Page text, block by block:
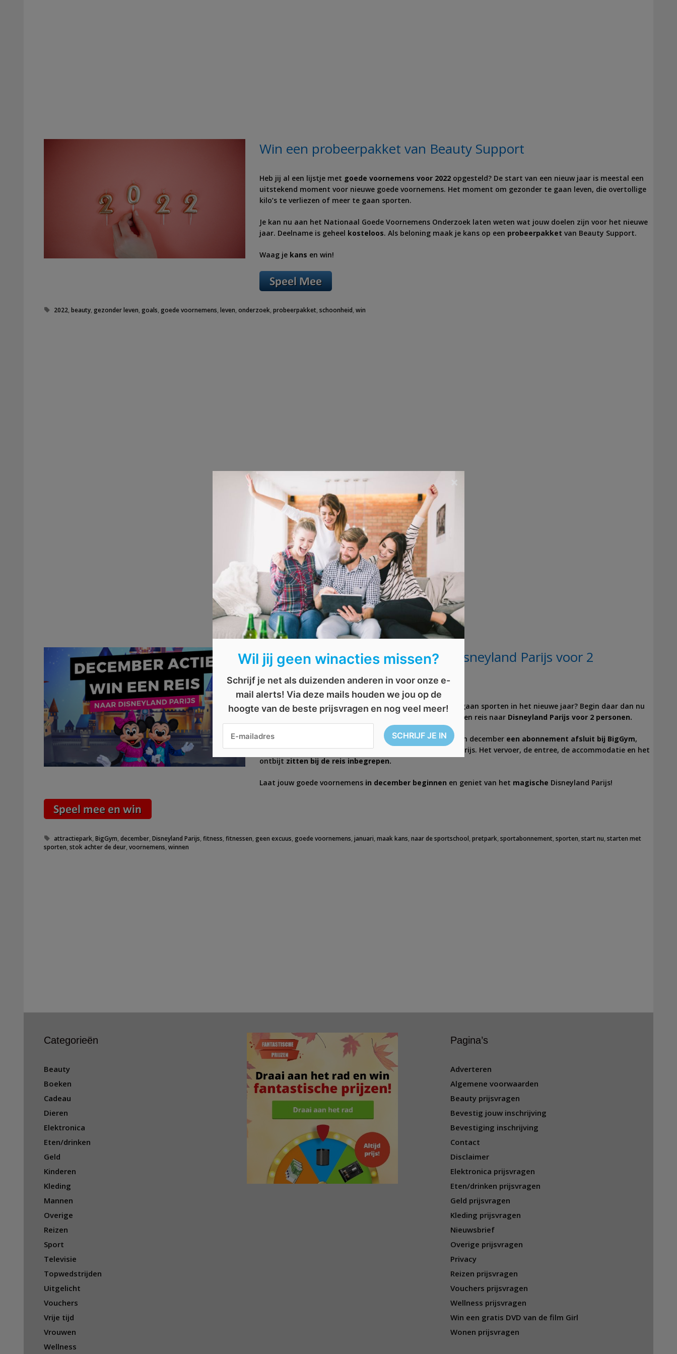
Win een probeerpakket van Beauty Support
Heb jij al een lijstje met goede voornemens voor 2022 opgesteld? De start van een nieuw jaar is meestal een
uitstekend moment voor nieuwe goede voornemens. Het moment om gezonder te gaan leven, die overtollige
kilo’s te verliezen of meer te gaan sporten.
Je kan nu aan het Nationaal Goede Voornemens Onderzoek laten weten wat jouw doelen zijn voor het nieuwe
jaar. Deelname is geheel kosteloos. Als beloning maak je kans op een probeerpakket van Beauty Support.
Waag je kans en win!
Tags
2022,beauty,gezonder leven,goals,goede voornemens,leven,onderzoek,probeerpakket,schoonheid,win
AFGELOPEN: Win een reis naar Disneyland Parijs voor 2
personen
Januari is de maand vangoede voornemens.Wil jij weer gaan sporten in het nieuwe jaar? Begin daar dan nu
en maak kans op een reis naar Disneyland Parijs voor 2 personen.
Als je écht iets wil, kun je er ook nu mee beginnen. Als je in december een abonnement afsluit bij BigGym,
maak je automatisch kans op een reis naar Disneyland Parijs. Het vervoer, de entree, de accommodatie en het
ontbijt zitten bij de reis inbegrepen.
Laat jouw goede voornemens in december beginnen en geniet van het magische Disneyland Parijs!
Tags
attractiepark ,BigGym ,december ,Disneyland Parijs ,fitness ,fitnessen ,geen excuus ,goede voornemens ,januari ,maak kans ,naar de sportschool ,pretpark ,sportabonnement ,sporten ,start nu ,starten met
sporten stok achter de deur voornemens winnen
Categorieën
Beauty
Boeken
Cadeau
Dieren
Elektronica
Eten/drinken
Geld
Kinderen
Kleding
Mannen
Overige
Reizen
Sport
Televisie
Topwedstrijden
Uitgelicht
Vouchers
Vrije tijd
Vrouwen
Wellness
Pagina’s
Adverteren
Algemene voorwaarden
Beauty prijsvragen
Bevestig jouw inschrijving
Bevestiging inschrijving
Contact
Disclaimer
Elektronica prijsvragen
Eten/drinken prijsvragen
Geld prijsvragen
Kleding prijsvragen
Nieuwsbrief
Overige prijsvragen
Privacy
Reizen prijsvragen
Vouchers prijsvragen
Wellness prijsvragen
Win een gratis DVD van de film Girl
Wonen prijsvragen
Wil jij geen winacties missen?
Schrijf je net als duizenden anderen in voor onze e-
mail alerts! Via deze mails houden we jou op de
hoogte van de beste prijsvragen en nog veel meer!
×